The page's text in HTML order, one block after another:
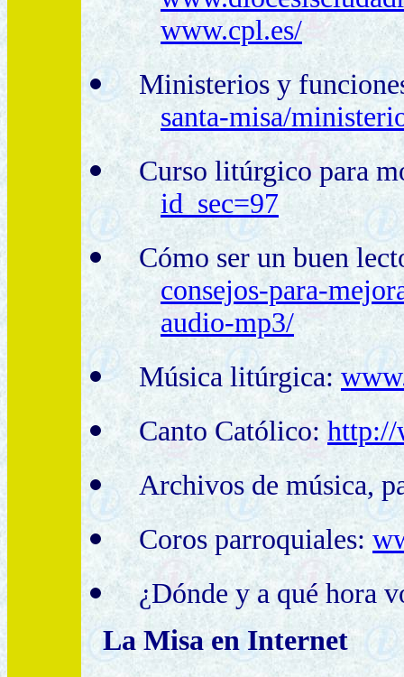
www.cpl.es/
Ministerios y
santa-misa/
Curso litúrgico para
id_sec=97
Cómo ser un buen
consejos-para-
audio-mp3/
Música litúrgica:
Canto Católico: http://
Archivos de música,
Coros parroquiales:
¿Dónde y a qué hora
La Misa en Internet